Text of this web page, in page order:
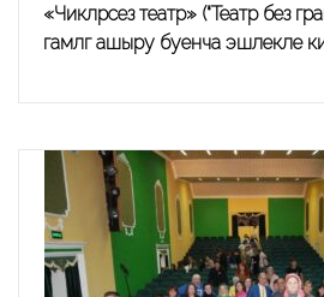
«Чикләрсез театр» (“Театр без
гамәлгә ашыру буенча эшлекле